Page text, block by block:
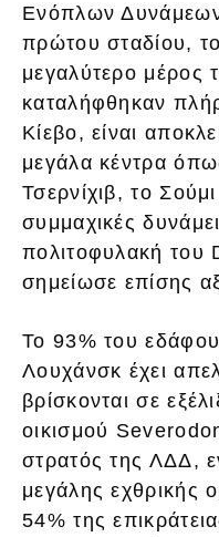
Ενόπλων Δυνάμεων
πρώτου σταδίου,
μεγαλύτερο μέρος
καταλήφθηκαν
Κίεβο, είναι
μεγάλα κέντρα
Τσερνίχιβ, το
συμμαχικές
πολιτοφυλακή του
σημείωσε επίσης
Το 93% του
Λουχάνσκ έχει
βρίσκονται σε
οικισμού
στρατός της ΛΔΔ,
μεγάλης εχθρικής
54% της